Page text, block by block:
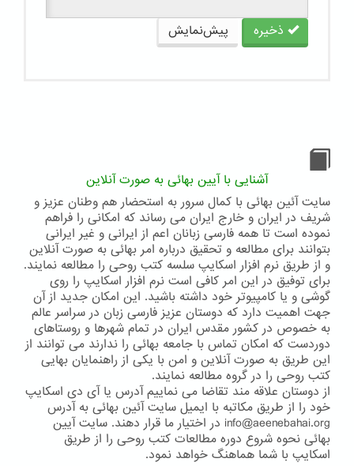
ذخیره پیش‌نمایش
آشنایی با آیین بهائی به صورت آنلاین
سایت آئین بهائی با کمال سرور به استحضار هم وطنان عزیز و
شریف در ایران و خارج ایران می رساند که امکانی را فراهم
نموده است تا همه فارسی زبانان اعم از ایرانی و غیر ایرانی
بتوانند برای مطالعه و تحقیق درباره امر بهائی به صورت آنلاین
و از طریق نرم افزار اسکایپ سلسه کتب روحی را مطالعه نمایند.
برای توفیق در این امر کافی است نرم افزار اسکایپ را روی
گوشی و یا کامپیوتر خود داشته باشید. این امکان جدید از آن
جهت اهمیت دارد که دوستان عزیز فارسی زبان در سراسر عالم
به خصوص در کشور مقدس ایران در تمام شهرها و روستاهای
دوردست که امکان تماس با جامعه بهائی را ندارند می توانند از
این طریق به صورت آنلاین و امن با یکی از راهنمایان بهایی
کتب روحی را در گروه مطالعه نمایند.
از دوستان علاقه مند تقاضا می نماییم آدرس یا آی دی اسکایپ
خود را از طریق مکاتبه با ایمیل سایت آئین بهائی به آدرس
info@aeenebahai.org در اختیار ما قرار دهند. سایت آیین
بهائی نحوه شروع دوره مطالعات کتب روحی را از طریق
اسکایپ با شما هماهنگ خواهد نمود.